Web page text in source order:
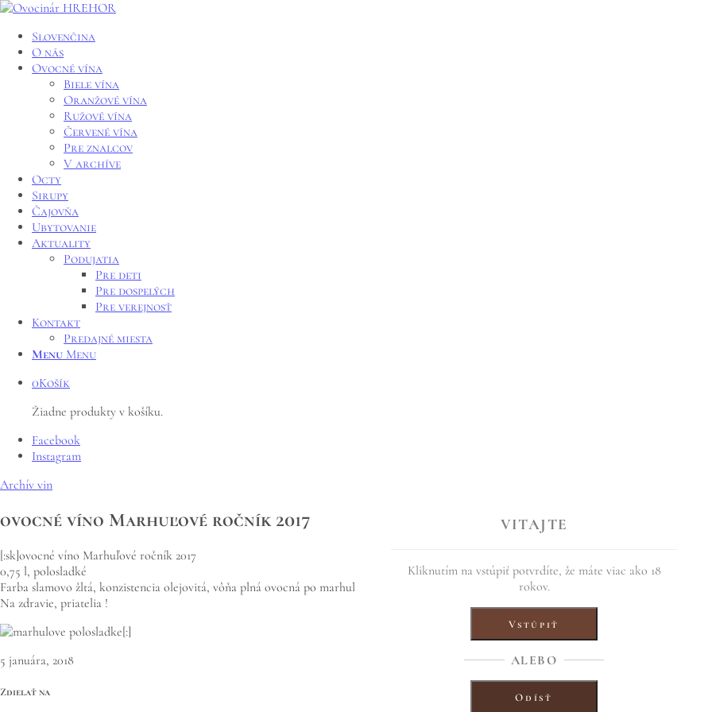
Slovenčina
O nás
Ovocné vína
Biele vína
Oranžové vína
Ružové vína
Červené vína
Pre znalcov
V archíve
Octy
Sirupy
Čajovňa
Ubytovanie
Aktuality
Podujatia
Pre deti
Pre dospelých
Pre verejnosť
Kontakt
Predajné miesta
Menu Menu
0Košík
Žiadne produkty v košíku.
Facebook
Instagram
Archív vin
ovocné víno Marhuľové ročník 2017
[:sk]ovocné víno Marhuľové ročník 2017
0,75 l, polosladké
Farba slamovo žltá, konzistencia olejovitá, vôňa plná ovocná po marhuliach a horkých mandliach, chuť sladkastá ovocná so záverom po
Na zdravie, priatelia !
[:]
5 januára, 2018
Zdielať na
VITAJTE
Kliknutím na vstúpiť potvrdíte, že máte viac ako 18
rokov.
Vstúpiť
ALEBO
Odísť